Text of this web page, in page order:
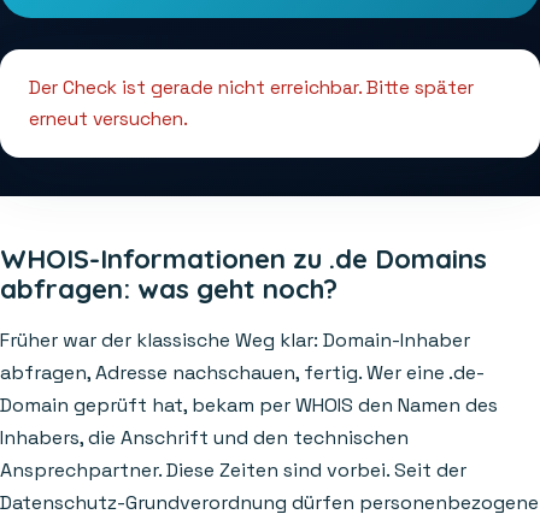
Der Check ist gerade nicht erreichbar. Bitte später
erneut versuchen.
WHOIS-Informationen zu .de Domains
abfragen: was geht noch?
Früher war der klassische Weg klar: Domain-Inhaber
abfragen, Adresse nachschauen, fertig. Wer eine .de-
Domain geprüft hat, bekam per WHOIS den Namen des
Inhabers, die Anschrift und den technischen
Ansprechpartner. Diese Zeiten sind vorbei. Seit der
Datenschutz-Grundverordnung dürfen personenbezogene